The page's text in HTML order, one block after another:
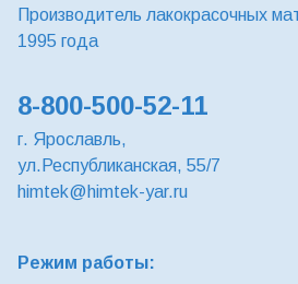
Производитель лакокрасочных
1995 года
8-800-500-52-11
г. Ярославль,
ул.Республиканская, 55/7
himtek@himtek-yar.ru
Режим работы: